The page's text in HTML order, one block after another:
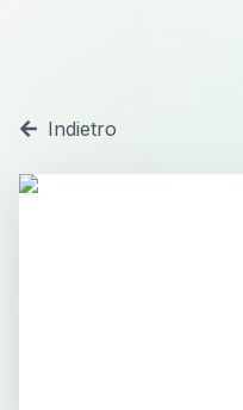
Indietro